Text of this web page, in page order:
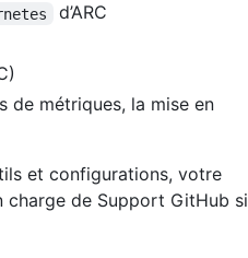
d’ARC
de métriques, la mise en
et configurations, votre
de Support GitHub si